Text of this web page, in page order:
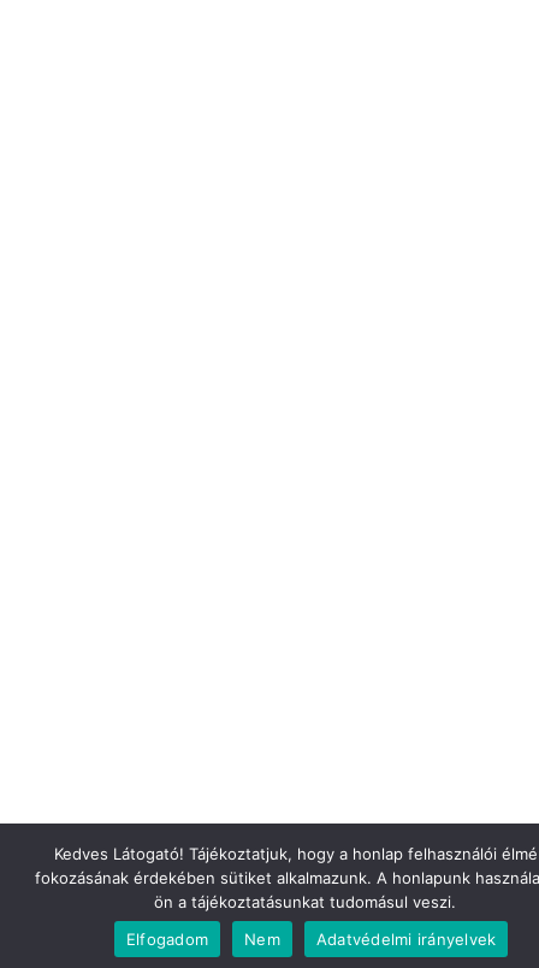
Kedves Látogató! Tájékoztatjuk, hogy a honlap felhasználói
fokozásának érdekében sütiket alkalmazunk. A honlapunk
ön a tájékoztatásunkat tudomásul veszi.
Elfogadom
Nem Adatvédelmi irányelvek